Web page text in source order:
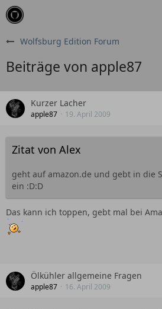
Wolfsburg Edition Forum
Beiträge von apple87
Kurzer Lacher
apple87 19. April 2009
Zitat von Alex
geht auf amazon.de und gebt in die
ein :D:D
Das kann ich toppen, gebt mal bei
Ölkühler allgemeine Fragen
apple87 16. April 2009